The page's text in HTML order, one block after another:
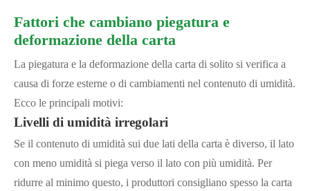
Fattori che cambiano piegatura e
deformazione della carta
La piegatura e la deformazione della carta di solito si verifica a
causa di forze esterne o di cambiamenti nel contenuto di umidità.
Ecco le principali motivi:
Livelli di umidità irregolari
Se il contenuto di umidità sui due lati della carta è diverso, il lato
con meno umidità si piega verso il lato con più umidità. Per
ridurre al minimo questo, i produttori consigliano spesso la carta